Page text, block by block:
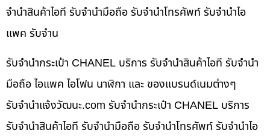
จำนำสินค้าไอที รับจำนำมือถือ รับจำนำโทรศัพท์ รับจำนำไอ
แพค รับจำน
รับจำนำกระเป๋า CHANEL บริการ รับจำนำสินค้าไอที รับจำนำ
มือถือ ไอแพค ไอโฟน นาฬิกา และ ของแบรนด์เนมต่างๆ
รับจํานําแจ้งวัฒนะ.com รับจำนำกระเป๋า CHANEL บริการ
รับจำนำสินค้าไอที รับจำนำมือถือ รับจำนำโทรศัพท์ รับจำนำไอ